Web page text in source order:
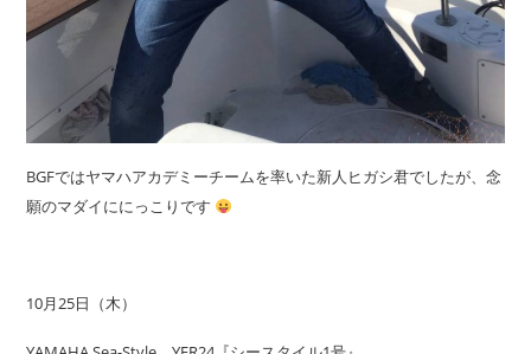
BGFではヤマハアカデミーチームを率いた新人ヒガシ君でしたが、念
願のマダイににっこりです
10月25日（木）